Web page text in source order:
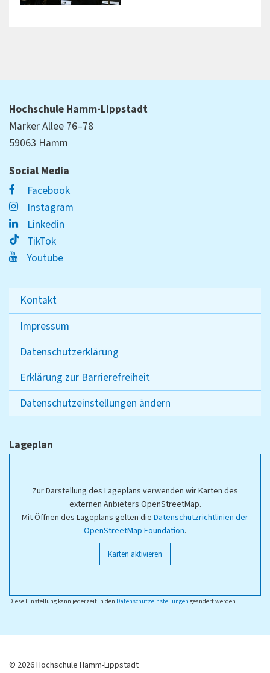
Hochschule Hamm-Lippstadt
Marker Allee 76–78
59063 Hamm
Social Media
Facebook
Instagram
Linkedin
TikTok
Youtube
Kontakt
Impressum
Datenschutzerklärung
Erklärung zur Barrierefreiheit
Datenschutzeinstellungen ändern
Lageplan
Zur Darstellung des Lageplans verwenden wir Karten des
externen Anbieters OpenStreetMap.
Mit Öffnen des Lageplans gelten die Datenschutzrichtlinien der
OpenStreetMap Foundation.
Karten aktivieren
Diese Einstellung kann jederzeit in den Datenschutzeinstellungen geändert werden.
© 2026 Hochschule Hamm-Lippstadt